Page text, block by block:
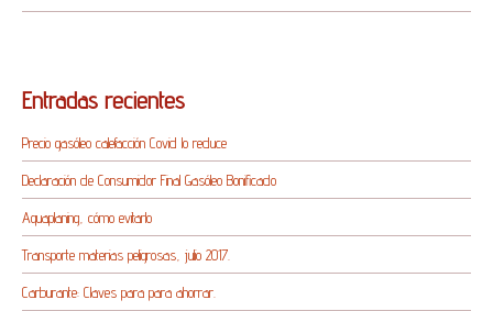
Entradas recientes
Precio gasóleo calefacción Covid lo reduce
Declaración de Consumidor Final Gasóleo Bonificado
Aquaplaning, cómo evitarlo
Transporte materias peligrosas, julio 2017.
Carburante: Claves para para ahorrar.